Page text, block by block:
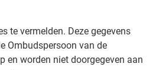
te vermelden. Deze gegevens
Ombudspersoon van de
en worden niet doorgegeven aan